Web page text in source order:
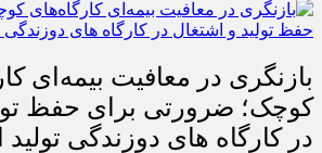
بازنگری در معافیت بیمه‌ای
کوچک؛ ضرورتی برای حفظ
در کارگاه های دوزندگی تولید